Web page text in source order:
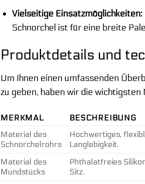
Vielseitige Einsatzmöglichkeiten:
Schnorchel ist für eine breite
Produktdetails und
Um Ihnen einen umfassenden
zu geben, haben wir die
MERKMAL
BESCHREIBUNG
Material des
Schnorchelrohrs
Hochwertiges,
Langlebigkeit.
Material des
Mundstücks
Phthalatfreies
Sitz.